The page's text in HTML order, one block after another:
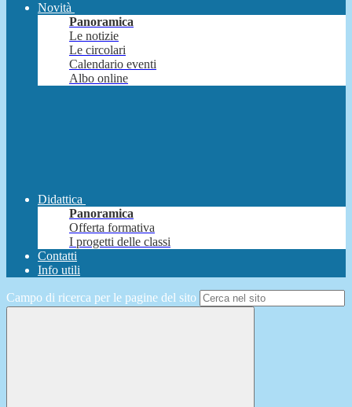
Novità
Panoramica
Le notizie
Le circolari
Calendario eventi
Albo online
Didattica
Panoramica
Offerta formativa
I progetti delle classi
Contatti
Info utili
Campo di ricerca per le pagine del sito